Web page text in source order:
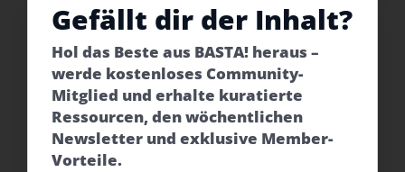
Gefällt dir der Inhalt?
Hol das Beste aus BASTA! heraus –
werde kostenloses Community-
Mitglied und erhalte kuratierte
Ressourcen, den wöchentlichen
Newsletter und exklusive Member-
Vorteile.